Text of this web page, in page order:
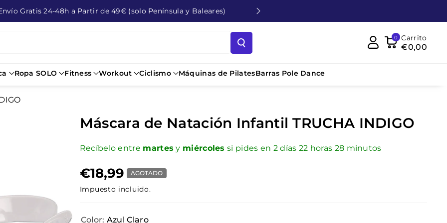
Gratis 24-48h a Partir de 49€ (solo Península y Baleares)
0 Carrito
€0,00
Ropa SOLO Fitness Workout Ciclismo Máquinas de PilatesBarras Pole Dance
Máscara de Natación Infantil TRUCHA INDIGO
Recíbelo entre martes y miércoles si pides en 2 días 22 horas 28 minutos
€18,99 AGOTADO
Impuesto incluido.
Color: Azul Claro